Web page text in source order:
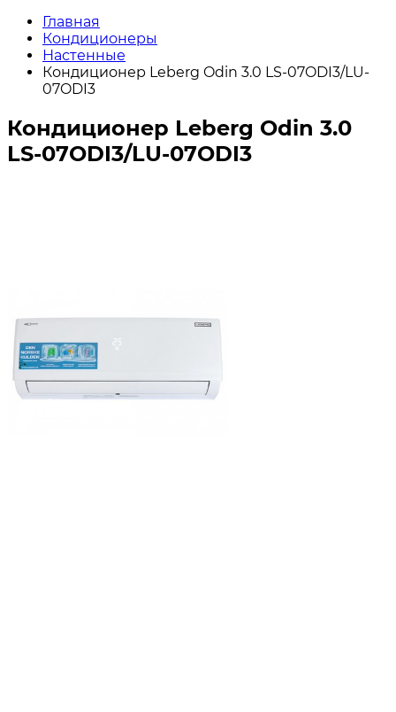
Главная
Кондиционеры
Настенные
Кондиционер Leberg Odin 3.0 LS-07ODI3/LU-
07ODI3
Кондиционер Leberg Odin 3.0
LS-07ODI3/LU-07ODI3